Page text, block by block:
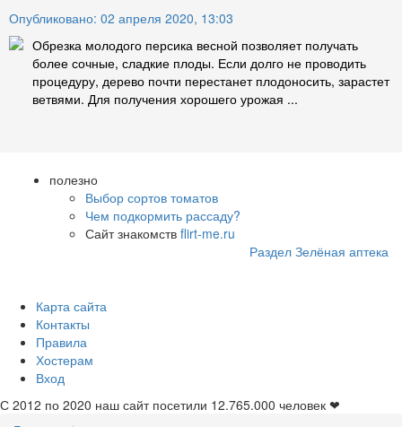
Опубликовано: 02 апреля 2020, 13:03
Обрезка молодого персика весной позволяет получать
более сочные, сладкие плоды. Если долго не проводить
процедуру, дерево почти перестанет плодоносить, зарастет
ветвями. Для получения хорошего урожая ...
полезно
Выбор сортов томатов
Чем подкормить рассаду?
Сайт знакомств flirt-me.ru
Раздел Зелёная аптека
Карта сайта
Контакты
Правила
Хостерам
Вход
С 2012 по 2020 наш сайт посетили 12.765.000 человек ❤